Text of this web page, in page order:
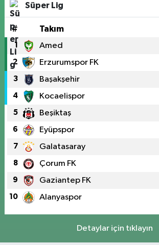
Süper Lig
# Takım
1 Amed
2 Erzurumspor FK
3 Başakşehir
4 Kocaelispor
5 Beşiktaş
6 Eyüpspor
7 Galatasaray
8 Çorum FK
9 Gaziantep FK
10 Alanyaspor
Detaylar için tıklayın